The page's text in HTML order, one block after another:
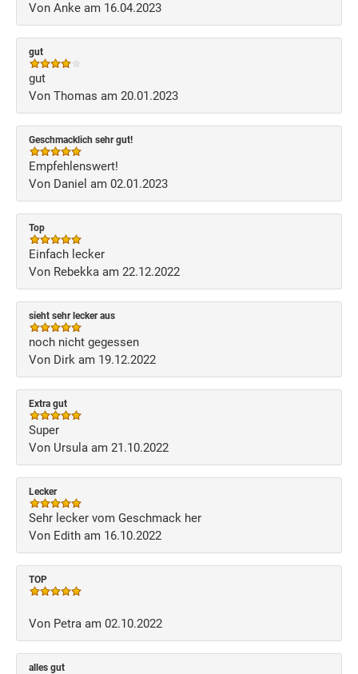
Von Anke am 16.04.2023
gut
gut
Von Thomas am 20.01.2023
Geschmacklich sehr gut!
Empfehlenswert!
Von Daniel am 02.01.2023
Top
Einfach lecker
Von Rebekka am 22.12.2022
sieht sehr lecker aus
noch nicht gegessen
Von Dirk am 19.12.2022
Extra gut
Super
Von Ursula am 21.10.2022
Lecker
Sehr lecker vom Geschmack her
Von Edith am 16.10.2022
TOP
Von Petra am 02.10.2022
alles gut